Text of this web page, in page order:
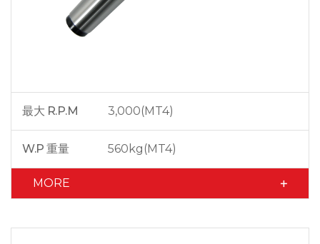
最大 R.P.M 3,000(MT4)
W.P 重量 560kg(MT4)
MORE